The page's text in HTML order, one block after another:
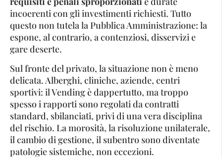
incoerenti con gli investimenti richiesti. Tutto
questo non tutela la Pubblica Amministrazione: la
espone, al contrario, a contenziosi, disservizi e
gare deserte.
Sul fronte del privato, la situazione non è meno
delicata. Alberghi, cliniche, aziende, centri
sportivi: il Vending è dappertutto, ma troppo
spesso i rapporti sono regolati da contratti
standard, sbilanciati, privi di una vera disciplina
del rischio. La morosità, la risoluzione unilaterale,
il cambio di gestione, il subentro sono diventate
patologie sistemiche, non eccezioni.